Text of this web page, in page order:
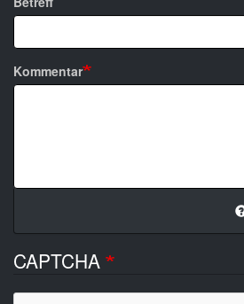
Kommentar
CAPTCHA